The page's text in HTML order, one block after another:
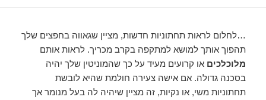
…לחלום לראות תחתוניות חדשות, מציין שגאווה בחפצים שלך
תהפוך אותך למושא למתקפה בקרב מכריך. לראות אותם
מלוכלכים או קרועים מעיד על כך שהמוניטין שלך יהיה
בסכנה גדולה. אם אישה צעירה חולמת שהיא לובשת
תחתוניות משי, או נקיות, זה מציין שיהיה לה בעל מנומר אך